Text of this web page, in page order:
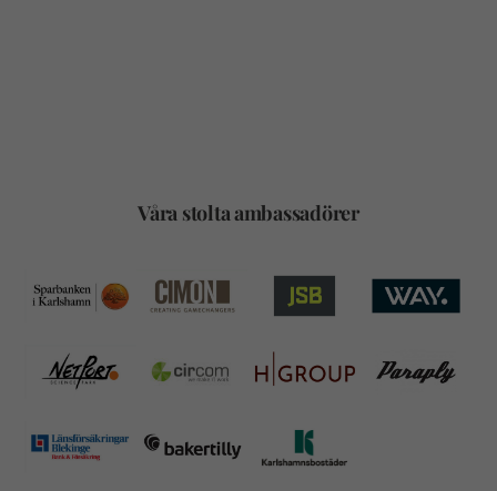
Våra stolta ambassadörer